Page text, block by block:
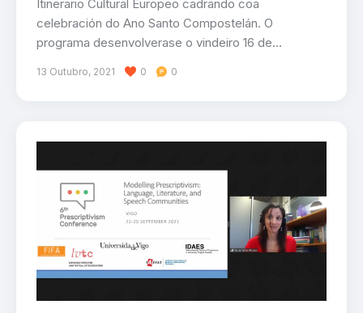
Itinerario Cultural Europeo cadrando coa
celebración do Ano Santo Compostelán. O
programa desenvolverase o vindeiro 16 de…
13 Outubro, 2021 0 0